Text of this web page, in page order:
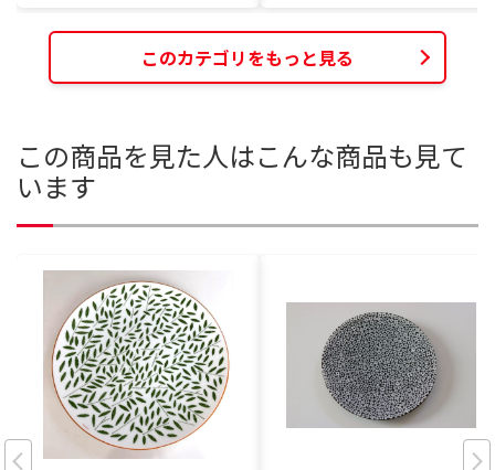
このカテゴリをもっと見る
この商品を見た人はこんな商品も見て
います